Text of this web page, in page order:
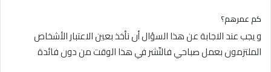
كم عمرهم؟
و يجب عند الاجابة عن هذا السؤال أن نأخذ بعين الاعتبار الأشخاص
الملتزمون بعمل صباحي فالنّشر في هذا الوقت من دون فائدة